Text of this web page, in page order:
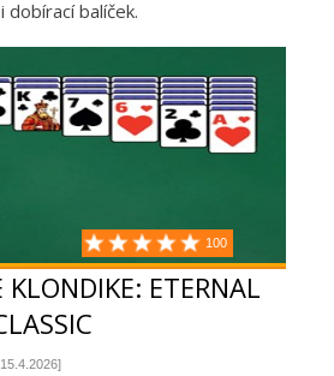
dobírací balíček.
100
KLONDIKE: ETERNAL